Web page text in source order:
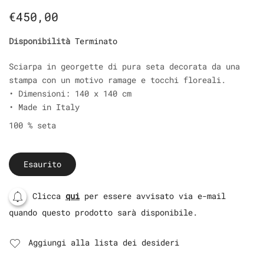
€450,00
Disponibilità Terminato
Sciarpa in georgette di pura seta decorata da una
stampa con un motivo ramage e tocchi floreali.
• Dimensioni: 140 x 140 cm
• Made in Italy
100 % seta
Esaurito
Clicca qui per essere avvisato via e-mail
quando questo prodotto sarà disponibile.
Aggiungi alla lista dei desideri